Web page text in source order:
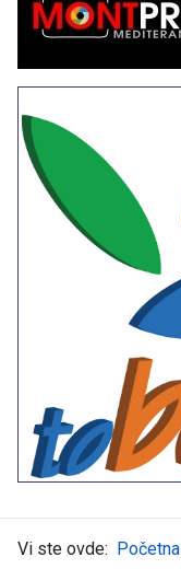
Vi ste ovde: Početna